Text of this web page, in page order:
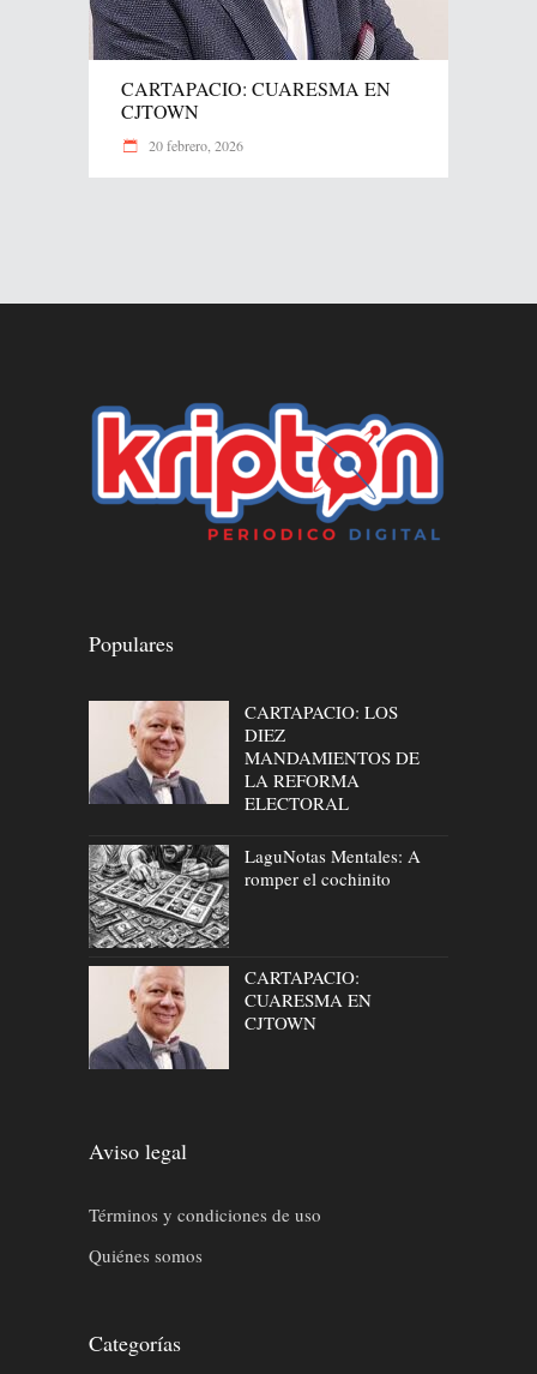
CARTAPACIO: CUARESMA EN
CJTOWN
20 febrero, 2026
Populares
CARTAPACIO: LOS
DIEZ
MANDAMIENTOS DE
LA REFORMA
ELECTORAL
LaguNotas Mentales: A
romper el cochinito
CARTAPACIO:
CUARESMA EN
CJTOWN
Aviso legal
Términos y condiciones de uso
Quiénes somos
Categorías